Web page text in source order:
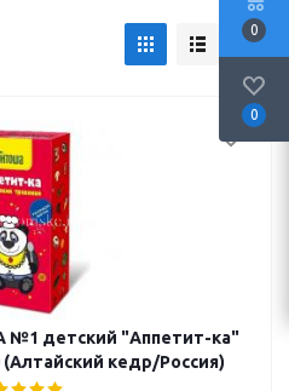
детский "Аппетит-ка"
кедр/Россия)
0
0